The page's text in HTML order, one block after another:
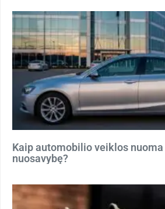
Kaip automobilio veiklos
nuosavybę?